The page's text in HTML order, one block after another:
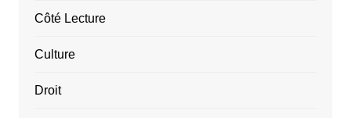
Côté Lecture
Culture
Droit